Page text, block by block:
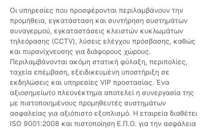
Οι υπηρεσίες που προσφέρονται περιλαμβάνουν την
προμήθεια, εγκατάσταση και συντήρηση συστημάτων
συναγερμού, εγκαταστάσεις κλειστών κυκλωμάτων
τηλεόρασης (CCTV), λύσεις ελέγχου πρόσβασης, καθώς
και πυρανίχνευσης για διάφορους χώρους.
Περιλαμβάνονται ακόμη στατική φύλαξη, περιπολίες,
ταχεία επέμβαση, εξειδικευμένη υποστήριξη σε
εκδηλώσεις και υπηρεσίες VIP προστασίας. Ένα
αξιοσημείωτο πλεονέκτημα αποτελεί η συνεργασία της
με πιστοποιημένους προμηθευτές συστημάτων
ασφαλείας για αξιόπιστο εξοπλισμό. Η εταιρεία διαθέτει
ISO 9001:2008 και πιστοποίηση Ε.Π.Ο. για την ασφάλεια